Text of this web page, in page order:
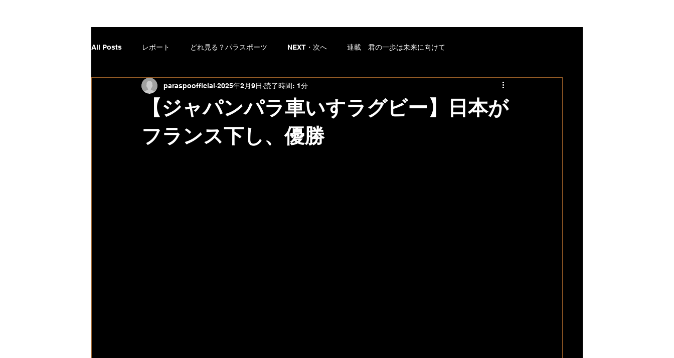
All Posts レポート どれ見る？パラスポーツ NEXT・次へ 連載 君の一歩は未来に向けて
連載 パラリンピック初出場までに「16年」が必要だった理由
【ジャパンパラ車いすラグビー】日本が
フランス下し、優勝
paraspoofficial 2025年2月9日 読了時間: 1分